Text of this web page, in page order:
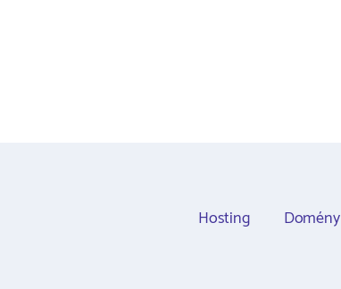
Hosting Domény